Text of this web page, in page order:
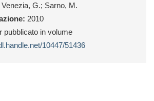
G.; Sarno, M.
2010
pubblicato in volume
10447/51436